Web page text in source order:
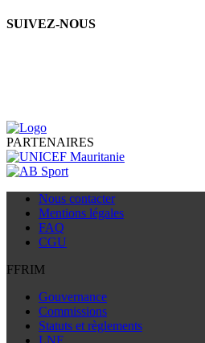
SUIVEZ-NOUS
PARTENAIRES
Nous contacter
Mentions légales
FAQ
CGU
FFRIM
Gouvernance
Commissions
Statuts et règlements